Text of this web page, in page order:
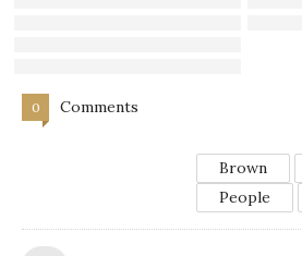
0 Comments
Brown
People